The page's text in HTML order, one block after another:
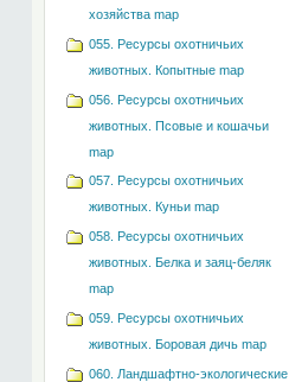
хозяйства map
055. Ресурсы охотничьих
животных. Копытные map
056. Ресурсы охотничьих
животных. Псовые и кошачьи
map
057. Ресурсы охотничьих
животных. Куньи map
058. Ресурсы охотничьих
животных. Белка и заяц-беляк
map
059. Ресурсы охотничьих
животных. Боровая дичь map
060. Ландшафтно-экологические